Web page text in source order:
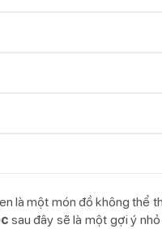
là một món đồ không thể
sau đây sẽ là một gợi ý